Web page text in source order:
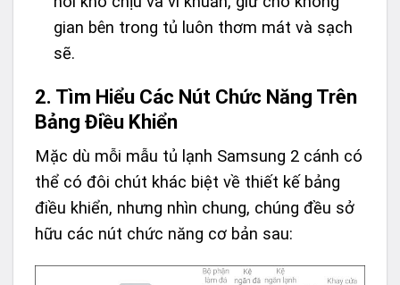
gian bên trong tủ luôn thơm mát và sạch
sẽ.
2. Tìm Hiểu Các Nút Chức Năng Trên
Bảng Điều Khiển
Mặc dù mỗi mẫu tủ lạnh Samsung 2 cánh có
thể có đôi chút khác biệt về thiết kế bảng
điều khiển, nhưng nhìn chung, chúng đều sở
hữu các nút chức năng cơ bản sau: